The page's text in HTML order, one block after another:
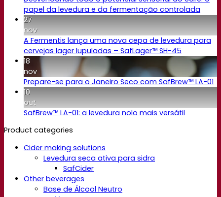
papel da levedura e da fermentação controlada
27
nov
A Fermentis lança uma nova cepa de levedura para
cervejas lager lupuladas – SafLager™ SH-45
18
nov
Prepare-se para o Janeiro Seco com SafBrew™ LA-01
10
out
SafBrew™ LA-01: a levedura nolo mais versátil
Product categories
Cider making solutions
Levedura seca ativa para sidra
SafCider
Other beverages
Base de Álcool Neutro